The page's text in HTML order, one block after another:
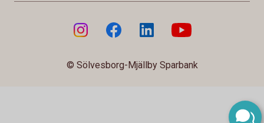
© Sölvesborg-Mjällby Sparbank